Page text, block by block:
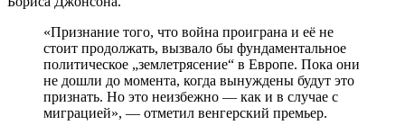
«Признание того, что война проиграна и её не
стоит продолжать, вызвало бы фундаментальное
политическое „землетрясение“ в Европе. Пока они
не дошли до момента, когда вынуждены будут это
признать. Но это неизбежно — как и в случае с
миграцией», — отметил венгерский премьер.